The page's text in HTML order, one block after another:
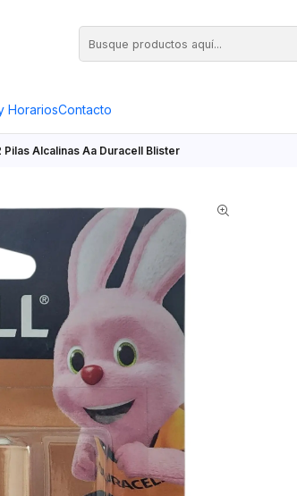
HorariosContacto
Pilas Alcalinas Aa Duracell Blister